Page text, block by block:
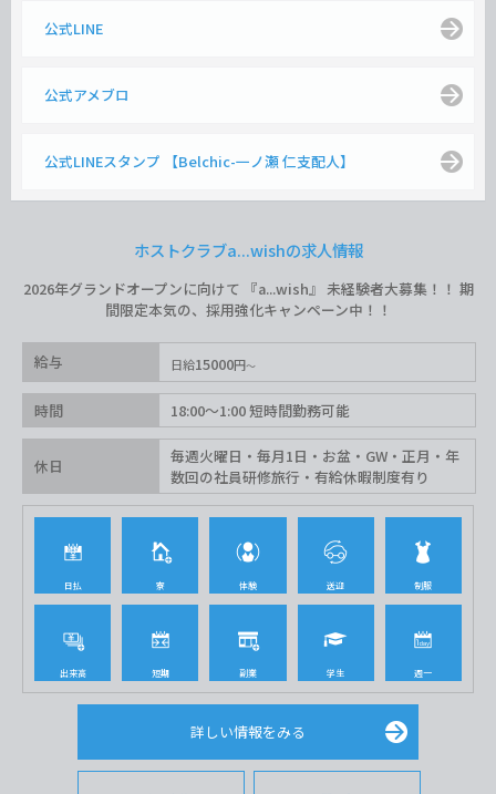
公式LINE
公式アメブロ
公式LINEスタンプ 【Belchic-一ノ瀬 仁支配人】
ホストクラブa...wishの求人情報
2026年グランドオープンに向けて 『a...wish』 未経験者大募集！！ 期
間限定本気の、採用強化キャンペーン中！！
給与 日給15000円
時間 18:00〜1:00 短時間勤務可能
休日
毎週火曜日・毎月1日・お盆・GW・正月・年
数回の社員研修旅行・有給休暇制度有り
日払 寮 体験 送迎 制服
出来高 短期 副業 学生 週一
詳しい情報をみる